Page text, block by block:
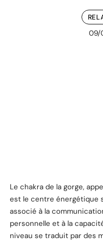
09/
Le chakra de la gorge,
est le centre énergétique
associé à la
personnelle et à la
niveau se traduit par des